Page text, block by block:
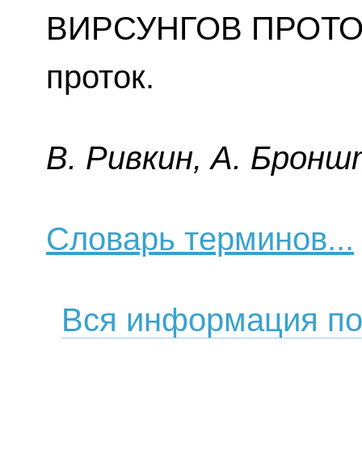
ВИРСУНГОВ
проток.
B. Pивкин, A.
Словарь терминов...
Вся информация